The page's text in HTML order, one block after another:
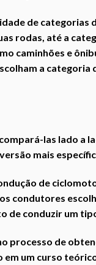
de categorias
rodas, até a
caminhões e
a categoria
las lado a
mais
de
condutores
de conduzir um
processo de
um curso